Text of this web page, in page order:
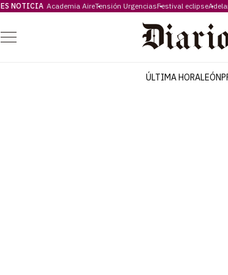
ES NOTICIA Academia AireTensión UrgenciasFestival eclipse
Menú
ÚLTIMA HORALEÓN